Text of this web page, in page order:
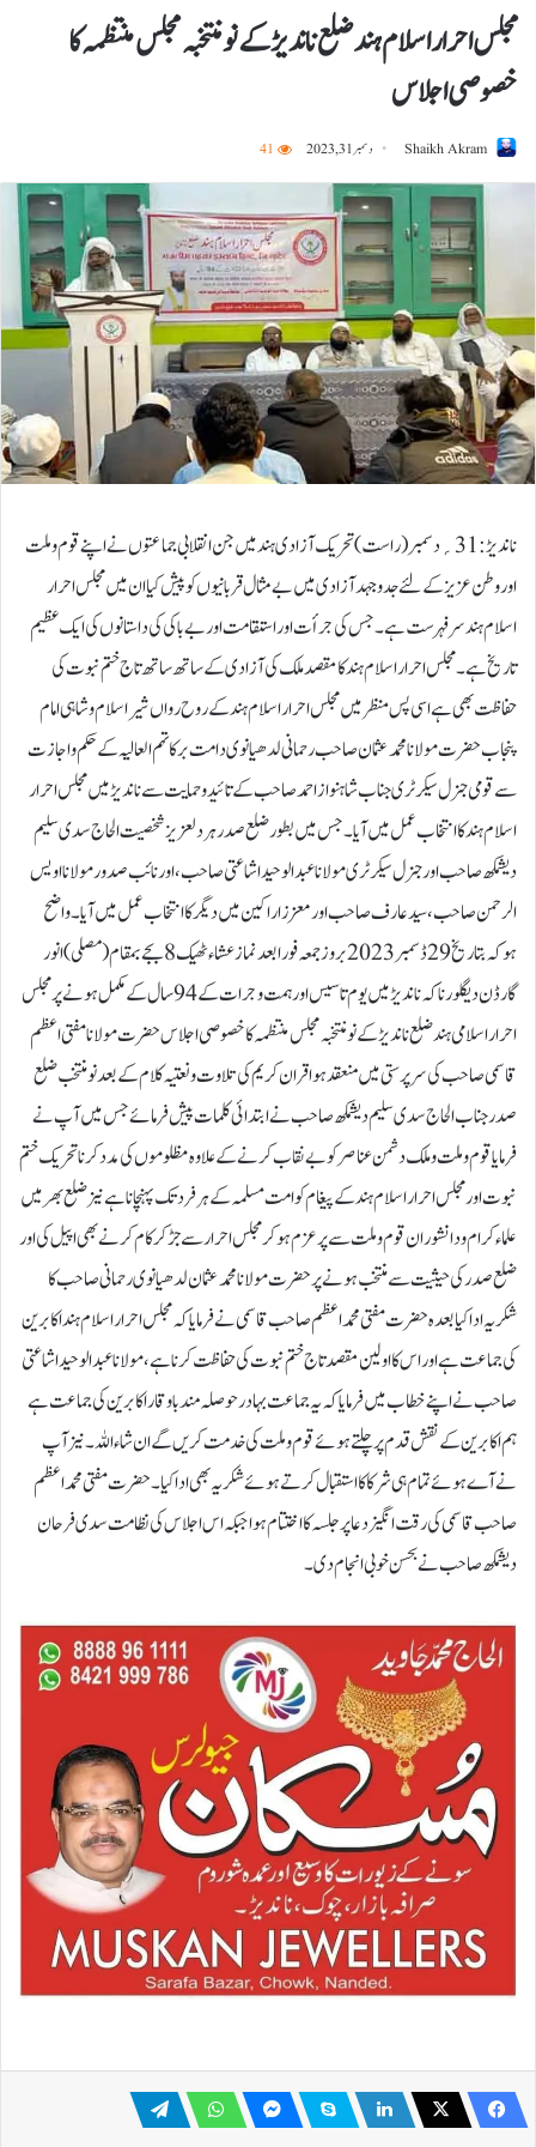
مجلس احرار اسلام ہند ضلع ناندیڑ کے نومنتخبہ مجلس منتظمہ کا
خصوصی اجلاس
Shaikh Akram دسمبر 31, 2023 41
ناندیڑ:31؍دسمبر (راست) تحریک آزادی ہند میں جن انقلابی جماعتوں نے اپنے قوم وملت
اور وطن عزیز کے لئے جدوجہد آزادی میں بے مثال قربانیوں کو پیش کیا ان میں مجلس احرار
اسلام ہند سرفہرست ہے۔ جس کی جرأت اور استقامت اور بے باکی کی داستانوں کی ایک عظیم
تاریخ ہے ۔ مجلس احرار اسلام ہند کا مقصد ملک کی آزادی کے ساتھ ساتھ تاج ختم نبوت کی
حفاظت بھی ہے اسی پس منظر میں مجلس احرار اسلام ہند کے روح رواں شیر اسلام وشاہی امام
پنجاب حضرت مولانا محمد عثمان صاحب رحمانی لدھیانوی دامت برکاتہم العالیہ کے حکم واجازت
سے قومی جنرل سیکرٹری جناب شاہنواز احمد صاحب کے تائید وحمایت سے ناندیڑ میں مجلس احرار
اسلام ہند کا انتخاب عمل میں آیا ۔جس میں بطور ضلع صدر ہر دلعزیز شخصیت الحاج سدی سلیم
دیشمکھ صاحب اور جنرل سیکرٹری مولانا عبدالوحید اشاعتی صاحب، اور نائب صدور مولانا اویس
الرحمن صاحب، سید عارف صاحب اور معزز اراکین میں دیگر کا انتخاب عمل میں آیا۔ واضح
ہوکہ بتاریخ 29 ڈسمبر 2023 بروز جمعہ فورا بعد نماز عشاء ٹھیک 8 بجے بمقام (مصلی) انور
گارڈن دیگلور ناکہ ناندیڑ میں یوم تاسیس اورہمت وجرات کے 94 سال کے مکمل ہونے پر مجلس
احرار اسلامی ہند ضلع ناندیڑ کے نو منتخبہ مجلس منتظمہ کا خصوصی اجلاس حضرت مولانا مفتی اعظم
قاسمی صاحب کی سرپرستی میں منعقد ہوا قران کریم کی تلاوت و نعتیہ کلام کے بعد نو منتخب ضلع
صدر جناب الحاج سدی سلیم دیشمکھ صاحب نے ابتدائی کلمات پیش فرمائے جس میں آپ نے
فرمایا قوم و ملت و ملک دشمن عناصر کو بے نقاب کرنے کے علاوہ مظلوموں کی مدد کرنا تحریک ختم
نبوت اور مجلس احرار اسلام ہند کے پیغام کو امت مسلمہ کے ہر فرد تک پہنچا نا ہے نیزضلع بھر میں
علماءکرام ودانشوران قوم وملت سے پرعزم ہوکر مجلس احرار سے جڑ کر کام کرنے بھی اپیل کی اور
ضلع صدر کی حیثیت سے منتخب ہونے پر حضرت مولانا محمد عثمان لدھیانوی رحمانی صاحب کا
شکریہ ادا کیا بعدہ حضرت مفتی محمد اعظم صاحب قاسمی نے فرمایا کہ مجلس احرار اسلام ہند اکابرین
کی جماعت ہےاور اس کا اولین مقصد تاج ختم نبوت کی حفاظت کرنا ہے، مولانا عبدالوحید اشاعتی
صاحب نے اپنے خطاب میں فرمایاکہ یہ جماعت بہادر حوصلہ مند با وقار اکابرین کی جماعت ہے
ہم اکابرین کے نقش قدم پر چلتے ہوئے قوم و ملت کی خدمت کریں گے ان شاءاللہ۔ نیز آپ
نےآے ہوئے تمام ہی شرکا کا استقبال کرتے ہوئے شکریہ بھی ادا کیا۔حضرت مفتی محمد اعظم
صاحب قاسمی کی رقت انگیز دعا پر جلسہ کا اختتام ہوا جبکہ اس اجلاس کی نظامت سدی فرحان
دیشمکھ صاحب نے بحسن خوبی انجام دی۔